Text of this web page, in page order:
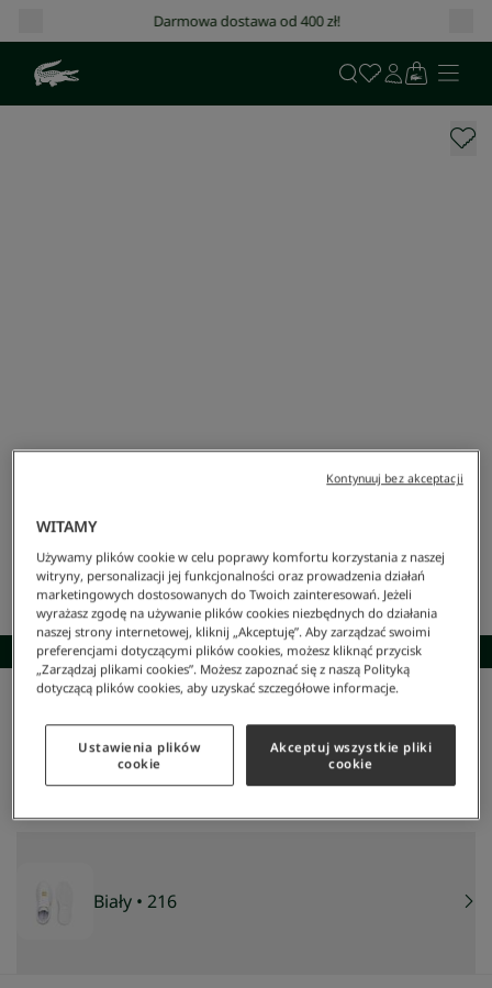
Darmowa dostawa od 400 zł!
SKOMPLETUJ STYLIZACJĘ
NAJNIŻSZA CENA Z 30 DNI: 2
Biały • 216
WITAMY
Używamy plików cookie w celu poprawy komfortu korzystania z naszej
witryny, personalizacji jej funkcjonalności oraz prowadzenia działań
marketingowych dostosowanych do Twoich zainteresowań. Jeżeli
wyrażasz zgodę na używanie plików cookies niezbędnych do działania
naszej strony internetowej, kliknij „Akceptuję”. Aby zarządzać swoimi
preferencjami dotyczącymi plików cookies, możesz kliknąć przycisk
„Zarządzaj plikami cookies”. Możesz zapoznać się z naszą Polityką
dotyczącą plików cookies, aby uzyskać szczegółowe informacje.
Ustawienia plików
cookie
Akceptuj wszystkie pliki
cookie
Kontynuuj bez akceptacji